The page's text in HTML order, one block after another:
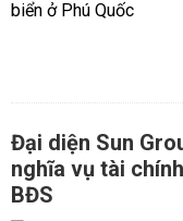
Đại diện Sun
nghĩa vụ tài
BĐS